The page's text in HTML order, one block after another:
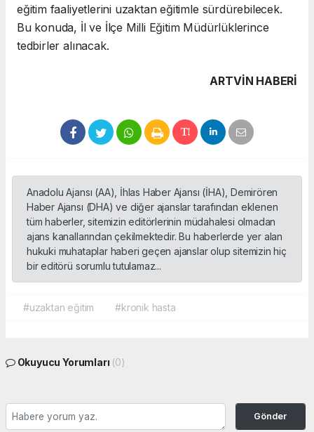
eğitim faaliyetlerini uzaktan eğitimle sürdürebilecek.
Bu konuda, İl ve İlçe Milli Eğitim Müdürlüklerince
tedbirler alınacak.
ARTVIN HABERİ
Anadolu Ajansı (AA), İhlas Haber Ajansı (İHA), Demirören
Haber Ajansı (DHA) ve diğer ajanslar tarafından eklenen
tüm haberler, sitemizin editörlerinin müdahalesi olmadan
ajans kanallarından çekilmektedir. Bu haberlerde yer alan
hukuki muhataplar haberi geçen ajanslar olup sitemizin hiç
bir editörü sorumlu tutulamaz...
#uzaktan eğitim #kronik hasta
Okuyucu Yorumları (0)
Gönder